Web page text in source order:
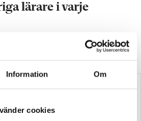
Information Om
cookies
lärare i varje